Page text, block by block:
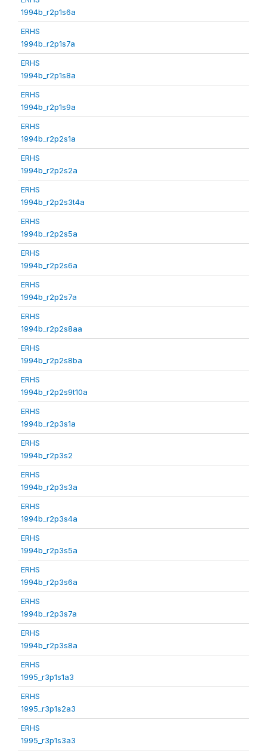
1994b_r2p1s6a
ERHS
1994b_r2p1s7a
ERHS
1994b_r2p1s8a
ERHS
1994b_r2p1s9a
ERHS
1994b_r2p2s1a
ERHS
1994b_r2p2s2a
ERHS
1994b_r2p2s3t4a
ERHS
1994b_r2p2s5a
ERHS
1994b_r2p2s6a
ERHS
1994b_r2p2s7a
ERHS
1994b_r2p2s8aa
ERHS
1994b_r2p2s8ba
ERHS
1994b_r2p2s9t10a
ERHS
1994b_r2p3s1a
ERHS
1994b_r2p3s2
ERHS
1994b_r2p3s3a
ERHS
1994b_r2p3s4a
ERHS
1994b_r2p3s5a
ERHS
1994b_r2p3s6a
ERHS
1994b_r2p3s7a
ERHS
1994b_r2p3s8a
ERHS
1995_r3p1s1a3
ERHS
1995_r3p1s2a3
ERHS
1995_r3p1s3a3